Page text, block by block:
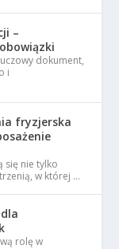
–
dokument,
i
fryzjerska
się nie tylko
w której …
rolę w